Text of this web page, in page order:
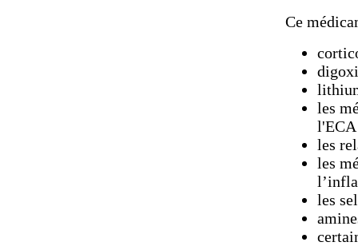
Ce
les
l'ECA
les
les
les